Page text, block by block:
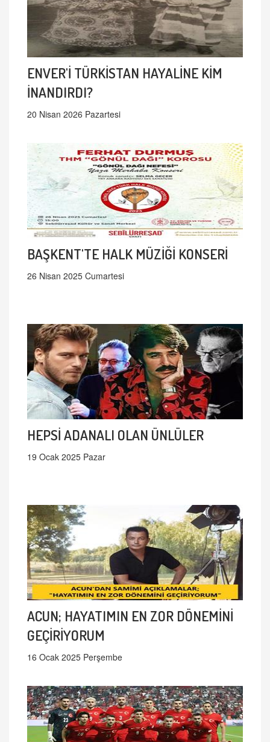
ENVER'İ TÜRKİSTAN HAYALİNE KİM
İNANDIRDI?
20 Nisan 2026 Pazartesi
BAŞKENT'TE HALK MÜZİĞİ KONSERİ
26 Nisan 2025 Cumartesi
HEPSİ ADANALI OLAN ÜNLÜLER
19 Ocak 2025 Pazar
ACUN; HAYATIMIN EN ZOR DÖNEMİNİ
GEÇİRİYORUM
16 Ocak 2025 Perşembe